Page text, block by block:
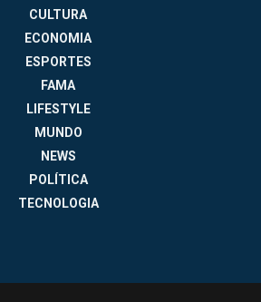
CULTURA
ECONOMIA
ESPORTES
FAMA
LIFESTYLE
MUNDO
NEWS
POLÍTICA
TECNOLOGIA